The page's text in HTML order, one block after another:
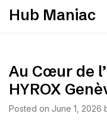
SkipHub Maniac
Au Cœur de
HYROX
Posted on June 1, 2026